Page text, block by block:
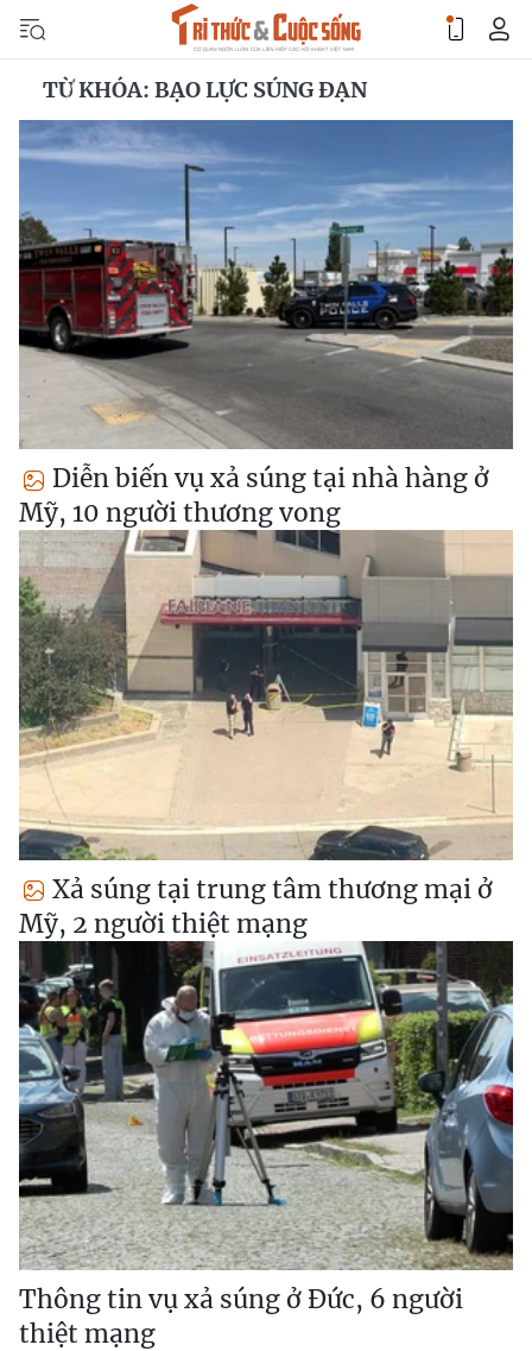
TỪ KHÓA: BẠO LỰC SÚNG ĐẠN
Diễn biến vụ xả súng tại nhà hàng ở
Mỹ, 10 người thương vong
Xả súng tại trung tâm thương mại ở
Mỹ, 2 người thiệt mạng
Thông tin vụ xả súng ở Đức, 6 người
thiệt mạng